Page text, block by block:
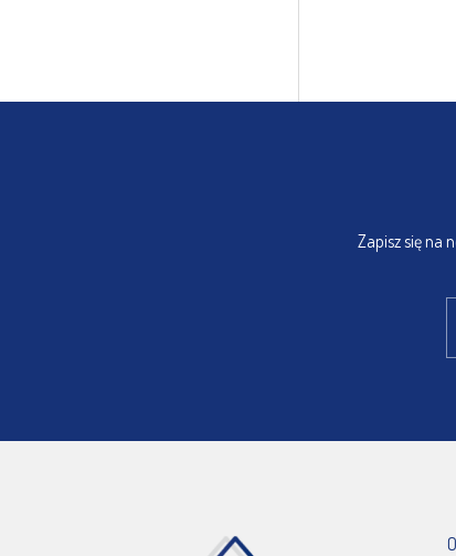
Zapisz się na